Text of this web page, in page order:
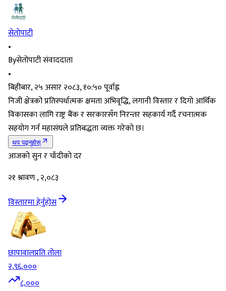
सेतोपाटी
•
Byसेतोपाटी संवाददाता
•
बिहीबार, २५ असार २०८३, १०:५० पूर्वाह्न
निजी क्षेत्रको प्रतिस्पर्धात्मक क्षमता अभिवृद्धि, लगानी विस्तार र दिगो आर्थिक
विकासका लागि राष्ट्र बैंक र सरकारसँग निरन्तर सहकार्य गर्दै रचनात्मक
सहयोग गर्न महासंघले प्रतिबद्धता व्यक्त गरेको छ।
थप पढ्नुहोस्
आजको सुन र चाँदीको दर
२१ श्रावण , २,०८३
विस्तारमा हेर्नुहोस
छापावालप्रति तोला
२,९६,०००
८,०००